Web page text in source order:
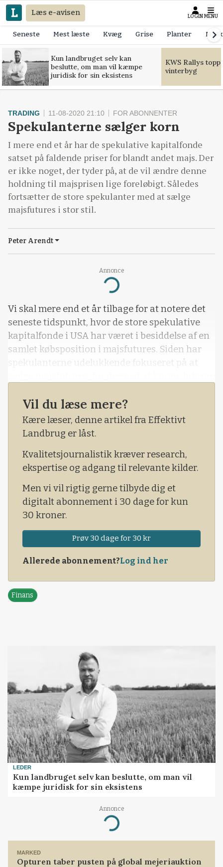
Læs e-avisen LOGIN MENU
Seneste Mest læste Kvæg Grise Planter
Kun landbruget selv kan
beslutte, om man vil kæmpe
juridisk for sin eksistens
KWS Rallys
vinterbyg
Annonce
Loading...
TRADING 11-08-2020 21:10 FOR ABONNENTER
Spekulanterne sælger korn
I mere end et år har de spekulative kapitalfonde
satset på faldende priser for blandt andet majs. Der
er ikke noget, der tyder på, at de vil ændre denne
holdning til majsprisen lige foreløbigt. Således
fortsætter de store spekulanter med at sælge
majsfutures i stor stil.
Peter Arendt
Vi skal mere end et år tilbage for at notere det
seneste tidspunkt, hvor de store spekulative
kapitalfonde i USA har været i besiddelse af en
samlet købsposition i majsfutures. Siden har
spekulanterne udelukkende fokuseret på at
fået som en konsekvens af, at situationen for
majs i USA er noget nær optimal. Der forventes
således en stor hø
Vil du læse mere?
Kære læser, denne artikel fra Effektivt
Landbrug er låst.
Kvalitetsjournalistik kræver research,
ekspertise og adgang til relevante kilder.
Men vi vil rigtig gerne tilbyde dig et
digitalt abonnement i 30 dage for kun
30 kroner.
Prøv 30 dage for 30 kr
Allerede abonnement?Log ind her
Finans
LEDER
Kun landbruget selv kan beslutte, om man vil
kæmpe juridisk for sin eksistens
Annonce
Loading...
MARKED
Opturen taber pusten på global mejeriauktion